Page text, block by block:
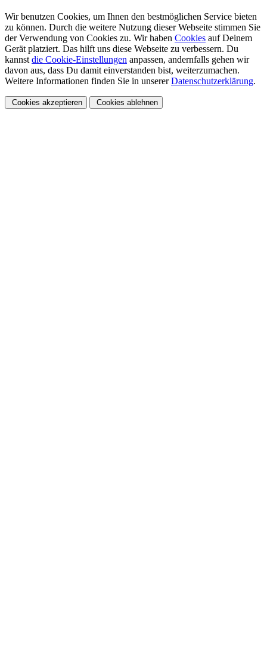
Wir benutzen Cookies, um Ihnen den bestmöglichen Service bieten
zu können. Durch die weitere Nutzung dieser Webseite stimmen Sie
der Verwendung von Cookies zu. Wir haben Cookies auf Deinem
Gerät platziert. Das hilft uns diese Webseite zu verbessern. Du
kannst die Cookie-Einstellungen anpassen, andernfalls gehen wir
davon aus, dass Du damit einverstanden bist, weiterzumachen.
Weitere Informationen finden Sie in unsererDatenschutzerklärung.
Cookies akzeptieren Cookies ablehnen